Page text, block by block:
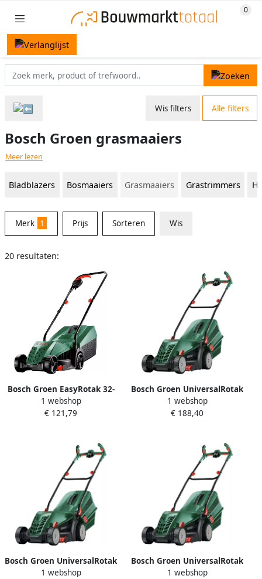
Wis filters Alle filters
Bosch Groen grasmaaiers
Meer lezen
Bladblazers Bosmaaiers Grasmaaiers Grastrimmers
Merk 1 Prijs Sorteren Wis
20 resultaten:
Bosch Groen EasyRotak 32-
235 Grasmaaier met
Grasopvangbak (31 l)
1 webshop
€ 121,79
Bosch Groen UniversalRotak
37-550 Grasmaaier 40 Liter
Grasopvangbak 06008A6500
1 webshop
€ 188,40
Bosch Groen UniversalRotak
37-555 Grasmaaier met
1 webshop
Bosch Groen UniversalRotak
37-570 Grasmaaier met 40
1 webshop